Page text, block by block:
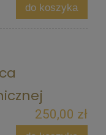
do koszyka
250,00 zł